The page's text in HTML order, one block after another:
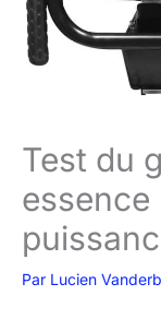
Test du
essence
Par Lucien